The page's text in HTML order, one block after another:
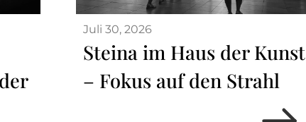
Juli 30, 2026
Steina im Haus der Kunst
– Fokus auf den Strahl